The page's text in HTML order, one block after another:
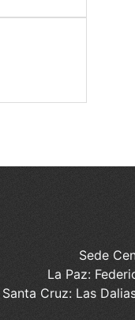
Sede
La Paz:
Santa Cruz: Las